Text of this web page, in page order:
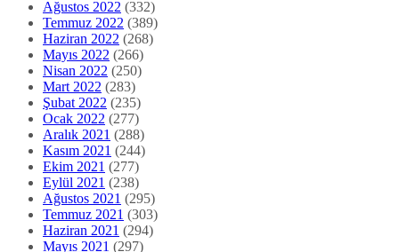
Ağustos 2022 (332)
Temmuz 2022 (389)
Haziran 2022 (268)
Mayıs 2022 (266)
Nisan 2022 (250)
Mart 2022 (283)
Şubat 2022 (235)
Ocak 2022 (277)
Aralık 2021 (288)
Kasım 2021 (244)
Ekim 2021 (277)
Eylül 2021 (238)
Ağustos 2021 (295)
Temmuz 2021 (303)
Haziran 2021 (294)
Mayıs 2021 (297)